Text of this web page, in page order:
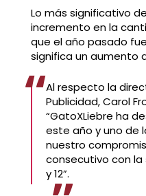
Lo más significativo
incremento en la
que el año pasado
significa un aumento
Al respecto la
Publicidad, Carol
“GatoXLiebre ha
este año y uno de
nuestro
consecutivo con la
y 12”.